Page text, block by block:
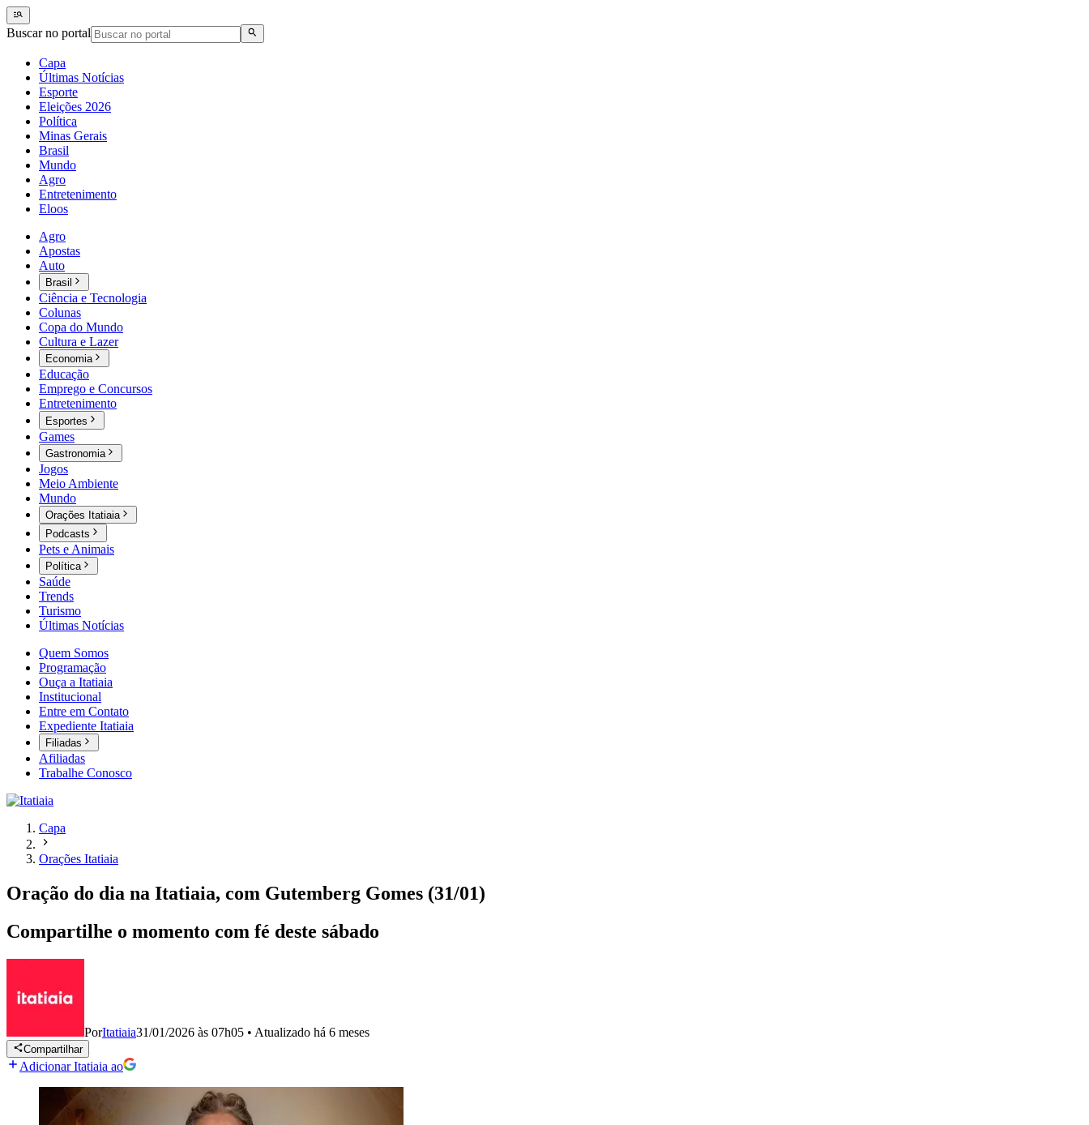
Buscar no portal
Capa
Últimas Notícias
Esporte
Eleições 2026
Política
Minas Gerais
Brasil
Mundo
Agro
Entretenimento
Eloos
Agro
Apostas
Auto
Brasil
Ciência e Tecnologia
Colunas
Copa do Mundo
Cultura e Lazer
Economia
Educação
Emprego e Concursos
Entretenimento
Esportes
Games
Gastronomia
Jogos
Meio Ambiente
Mundo
Orações Itatiaia
Podcasts
Pets e Animais
Política
Saúde
Trends
Turismo
Últimas Notícias
Quem Somos
Programação
Ouça a Itatiaia
Institucional
Entre em Contato
Expediente Itatiaia
Filiadas
Afiliadas
Trabalhe Conosco
Capa
Orações Itatiaia
Oração do dia na Itatiaia, com Gutemberg Gomes (31/01)
Compartilhe o momento com fé deste sábado
PorItatiaia31/01/2026 às 07h05 • Atualizado há 6 meses
Compartilhar
Adicionar Itatiaia ao